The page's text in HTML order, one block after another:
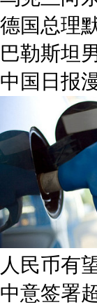
德国总理
巴勒斯坦
中国日报
人民币有
中意签署